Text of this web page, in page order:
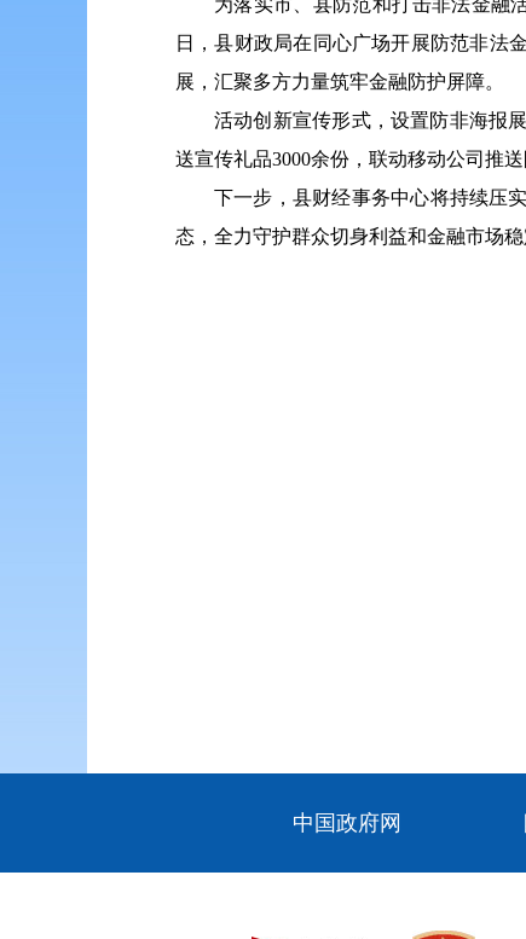
为落实市、县防范和打击非法金融
日，县财政局在同心广场开展防范非法
展，汇聚多方力量筑牢金融防护屏障。
活动创新宣传形式，设置防非海报
送宣传礼品3000余份，联动移动公司推
下一步， 县财经事务中心将持续压
态，全力守护群众切身利益和金融市场
中国政府网